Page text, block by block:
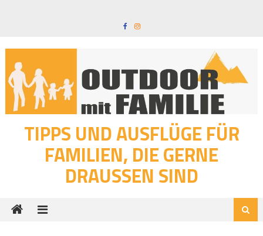
TIPPS UND AUSFLÜGE FÜR
FAMILIEN, DIE GERNE
DRAUSSEN SIND